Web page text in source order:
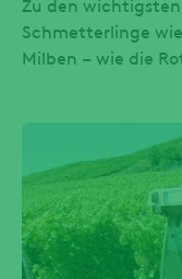
Schmetterlinge
Milben – wie die